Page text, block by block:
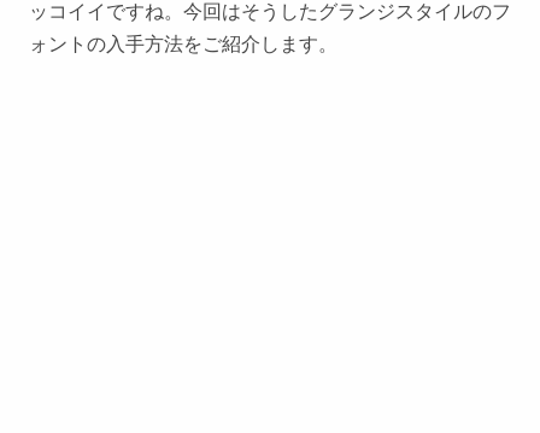
ッコイイですね。今回はそうしたグランジスタイルのフ
ォントの入手方法をご紹介します。